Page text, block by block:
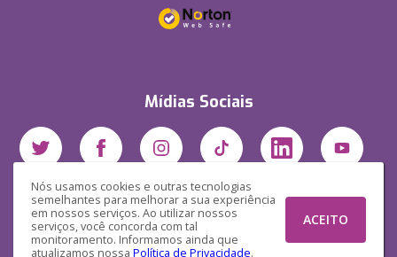
Nós usamos cookies e outras tecnologias
semelhantes para melhorar a sua experiência
em nossos serviços. Ao utilizar nossos
serviços, você concorda com tal
monitoramento. Informamos ainda que
atualizamos nossa Política de Privacidade.
ACEITO
Mídias Sociais